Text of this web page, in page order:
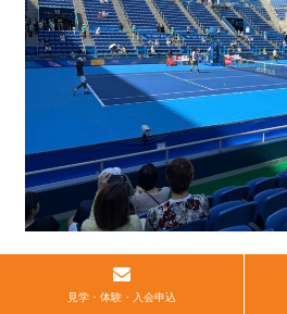
見学・体験・入会申込